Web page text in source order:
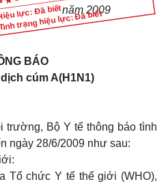
lực: Đã biết
trạng hiệu lực: Đã biết
năm 2009
BÁO
cúm A(H1N1)
trường, Bộ Y tế thông báo tình
ngày 28/6/2009 như sau:
Tổ chức Y tế thế giới (WHO),